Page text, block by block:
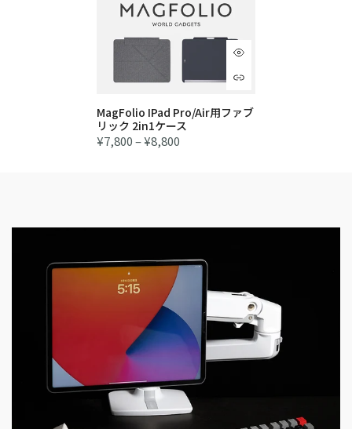
MagFolio IPad Pro/Air用ファブ
リック 2in1ケース
¥7,800 – ¥8,800